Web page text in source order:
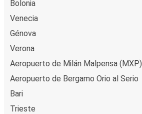
Bolonia
Venecia
Génova
Verona
Aeropuerto de Milán Malpensa (MXP)
Aeropuerto de Bergamo Orio al Serio
Bari
Trieste